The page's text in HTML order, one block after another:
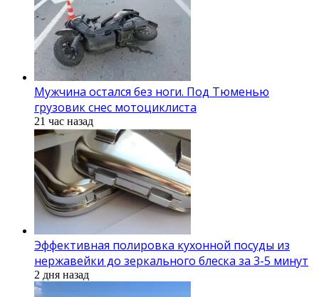
Мужчина остался без ноги. Под Тюменью
грузовик снес мотоциклиста
21 час назад
Эффективная полировка кухонной посуды из
нержавейки до зеркального блеска за 3-5 минут
2 дня назад